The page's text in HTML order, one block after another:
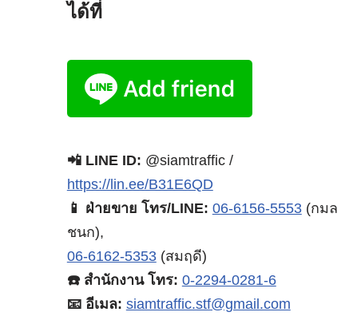
ได้ที่
📲 LINE ID: @siamtraffic /
https://lin.ee/B31E6QD
📱 ฝ่ายขาย โทร/LINE: 06-6156-5553(กมล
ชนก),
06-6162-5353(สมฤดี)
☎️ สำนักงาน โทร: 0-2294-0281-6
📧 อีเมล: siamtraffic.stf@gmail.com